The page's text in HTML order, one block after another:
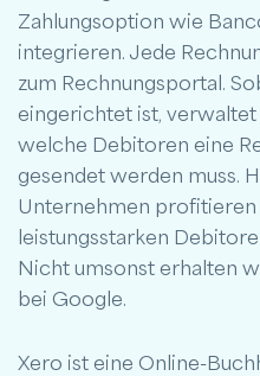
Zahlungsoption wie
integrieren. Jede
zum Rechnungsportal.
eingerichtet ist, verwaltet
welche Debitoren eine
gesendet werden muss.
Unternehmen
leistungsstarken
Nicht umsonst erhalten
bei Google.
Xero ist eine Online-